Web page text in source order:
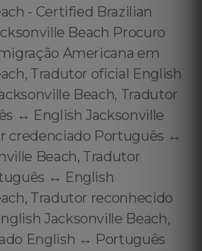
- Certified Brazilian
Beach Procuro
Americana em
Tradutor oficial English
Beach, Tradutor
↔️ English Jacksonville
credenciado Português ↔️
Beach, Tradutor
↔️ English
Tradutor reconhecido
Jacksonville Beach,
English ↔️ Português